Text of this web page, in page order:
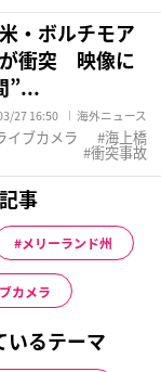
・ボルチモア
衝突 映像に
”...
27 16:50 海外ニュース
イブカメラ 海上橋
衝突事故
事
メリーランド州
カメラ
るテーマ